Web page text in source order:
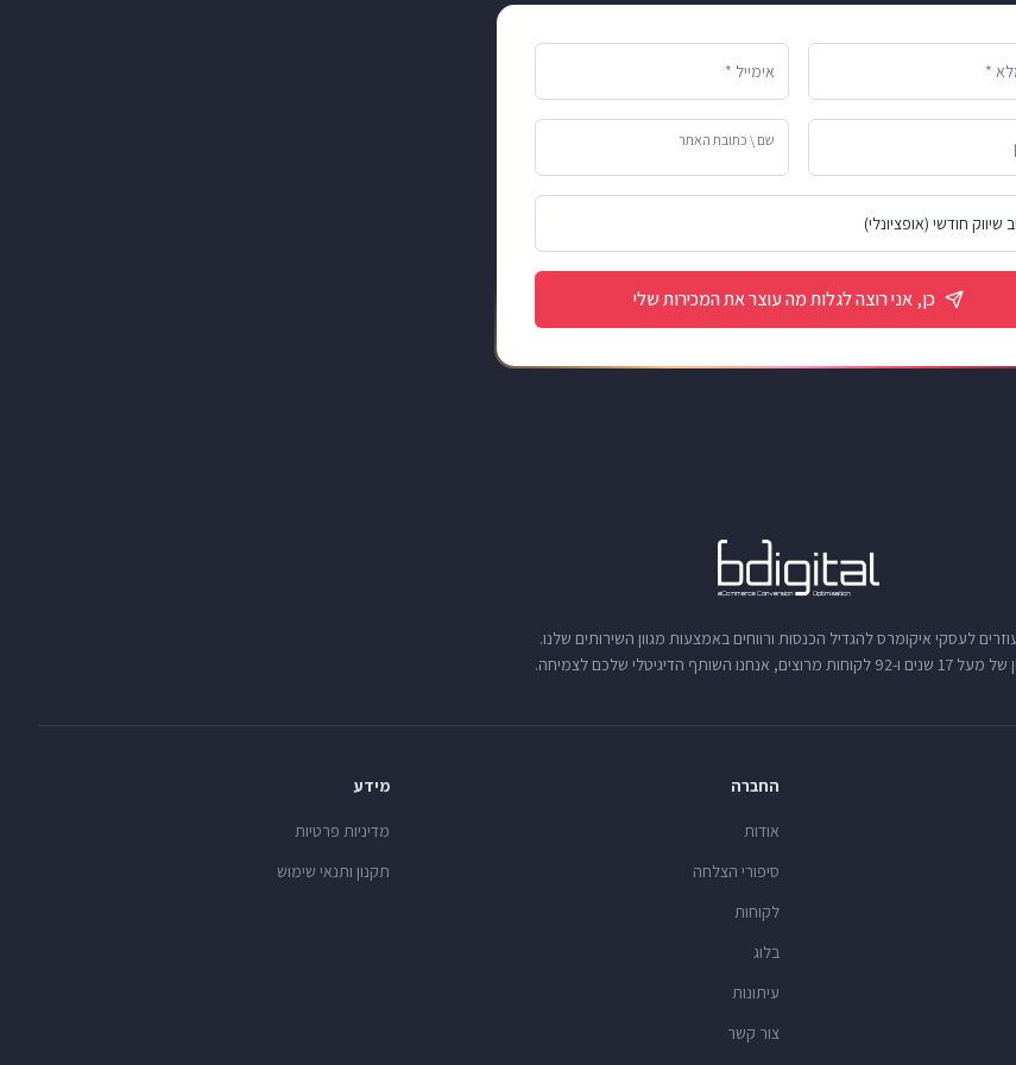
* אימייל *
שם \ כתובת האתר
כן, אני רוצה לגלות מה עוצר את המכירות שלי
לעסקי איקומרס להגדיל הכנסות ורווחים באמצעות מגוון השירותים שלנו.
מרוצים, אנחנו השותף הדיגיטלי שלכם לצמיחה.
החברה
אודות
סיפורי הצלחה
לקוחות
בלוג
עיתונות
צור קשר
מידע
מדיניות פרטיות
תקנון ותנאי שימוש